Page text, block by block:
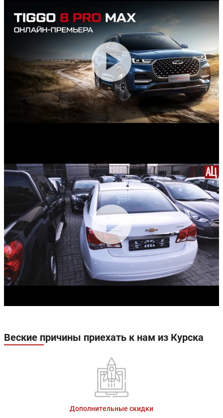
Веские причины приехать к нам из Курска
Дополнительные скидки